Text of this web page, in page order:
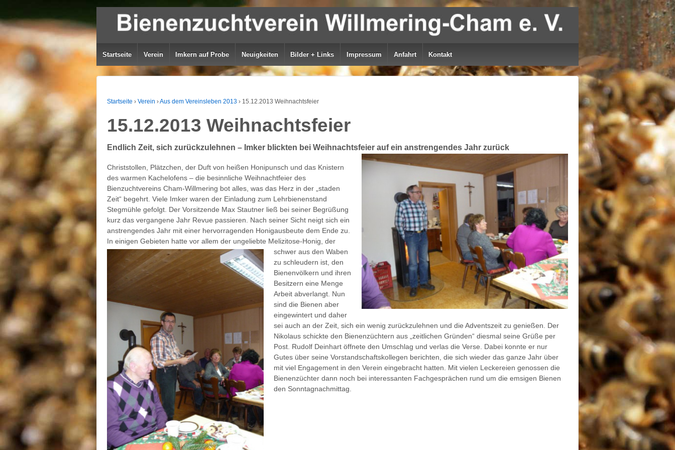
Startseite Verein Imkern auf Probe Neuigkeiten Bilder + Links Impressum Anfahrt Kontakt
Startseite › Verein ›Aus dem Vereinsleben 2013 › 15.12.2013 Weihnachtsfeier
15.12.2013 Weihnachtsfeier
Endlich Zeit, sich zurückzulehnen – Imker blickten bei Weihnachtsfeier auf ein anstrengendes Jahr zurück
Christstollen, Plätzchen, der Duft von heißen Honipunsch und das Knistern
des warmen Kachelofens – die besinnliche Weihnachtfeier des
Bienzuchtvereins Cham-Willmering bot alles, was das Herz in der „staden
Zeit“ begehrt. Viele Imker waren der Einladung zum Lehrbienenstand
Stegmühle gefolgt. Der Vorsitzende Max Stautner ließ bei seiner Begrüßung
kurz das vergangene Jahr Revue passieren. Nach seiner Sicht neigt sich ein
anstrengendes Jahr mit einer hervorragenden Honigausbeute dem Ende zu.
In einigen Gebieten hatte vor allem der ungeliebte Melizitose-Honig, der
schwer aus den Waben
zu schleudern ist, den
Bienenvölkern und ihren
Besitzern eine Menge
Arbeit abverlangt. Nun
sind die Bienen aber
eingewintert und daher
sei auch an der Zeit, sich ein wenig zurückzulehnen und die Adventszeit zu genießen. Der
Nikolaus schickte den Bienenzüchtern aus „zeitlichen Gründen“ diesmal seine Grüße per
Post. Rudolf Deinhart öffnete den Umschlag und verlas die Verse. Dabei konnte er nur
Gutes über seine Vorstandschaftskollegen berichten, die sich wieder das ganze Jahr über
mit viel Engagement in den Verein eingebracht hatten. Mit vielen Leckereien genossen die
Bienenzüchter dann noch bei interessanten Fachgesprächen rund um die emsigen Bienen
den Sonntagnachmittag.